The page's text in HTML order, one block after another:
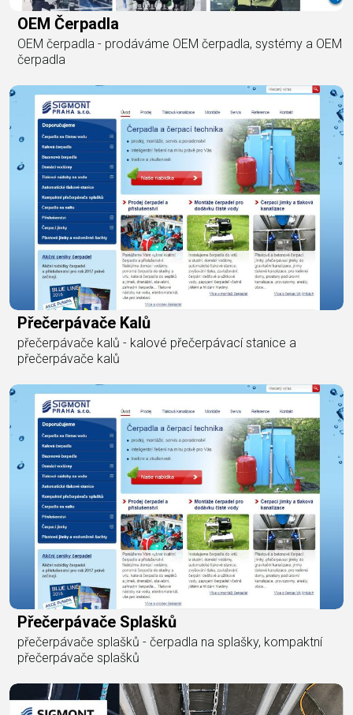
OEM Čerpadla
OEM čerpadla - prodáváme OEM čerpadla, systémy a OEM
čerpadla
Přečerpávače Kalů
přečerpávače kalů - kalové přečerpávací stanice a
přečerpávače kalů
Přečerpávače Splašků
přečerpávače splašků - čerpadla na splašky, kompaktní
přečerpávače splašků